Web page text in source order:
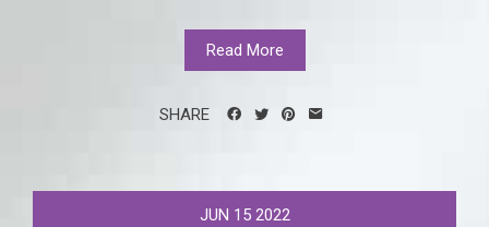
Read More
SHARE
JUN 15 2022